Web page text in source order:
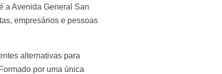
a Avenida General San
empresários e pessoas
alternativas para
por uma única